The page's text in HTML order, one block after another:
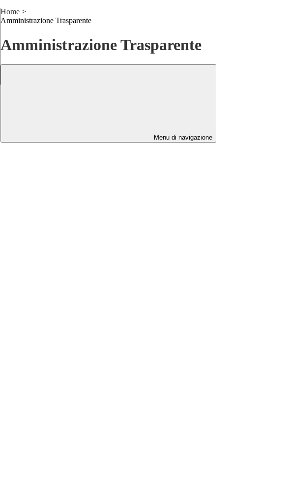
Home >
Amministrazione Trasparente
Amministrazione Trasparente
Menu di navigazione